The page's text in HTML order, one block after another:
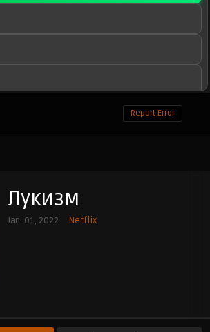
Report Error
Лукизм
Jan. 01, 2022 Netflix